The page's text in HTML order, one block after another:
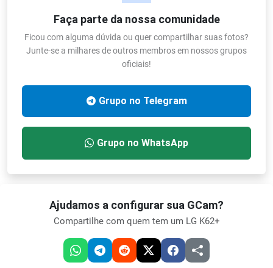
Faça parte da nossa comunidade
Ficou com alguma dúvida ou quer compartilhar suas fotos?
Junte-se a milhares de outros membros em nossos grupos
oficiais!
Grupo no Telegram
Grupo no WhatsApp
Ajudamos a configurar sua GCam?
Compartilhe com quem tem um LG K62+